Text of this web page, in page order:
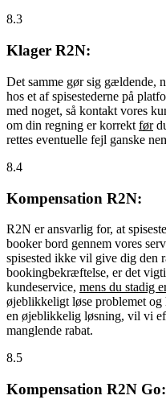
8.3
Klager R2N:
Det samme gør sig gældende,
hos et af spisestederne på
med noget, så kontakt vores
om din regning er korrekt før
rettes eventuelle fejl ganske
8.4
Kompensation R2N:
R2N er ansvarlig for, at
booker bord gennem vores
spisested ikke vil give dig den
bookingbekræftelse, er det
kundeservice, mens du stadig
øjeblikkeligt løse problemet og
en øjeblikkelig løsning, vil vi
manglende rabat.
8.5
Kompensation R2N Go: